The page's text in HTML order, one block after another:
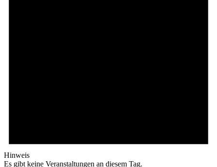
Hinweis
Es gibt keine Veranstaltungen an diesem Tag.